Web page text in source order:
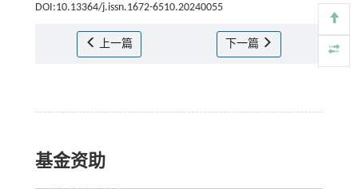
DOI:10.13364/j.issn.1672-6510.20240055
上一篇 下一篇
基金资助